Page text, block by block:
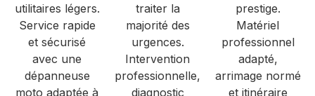
utilitaires légers.
Service rapide
et sécurisé
avec une
dépanneuse
moto adaptée à
traiter la
majorité des
urgences.
Intervention
professionnelle,
diagnostic
prestige.
Matériel
professionnel
adapté,
arrimage normé
et itinéraire